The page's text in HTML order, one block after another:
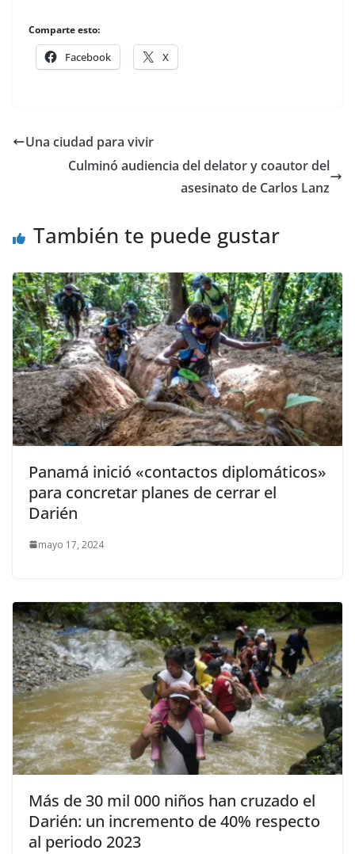
Comparte esto:
Facebook X
Una ciudad para vivir
Culminó audiencia del delator y coautor del
asesinato de Carlos Lanz
También te puede gustar
Panamá inició «contactos diplomáticos»
para concretar planes de cerrar el
Darién
mayo 17, 2024
Más de 30 mil 000 niños han cruzado el
Darién: un incremento de 40% respecto
al periodo 2023